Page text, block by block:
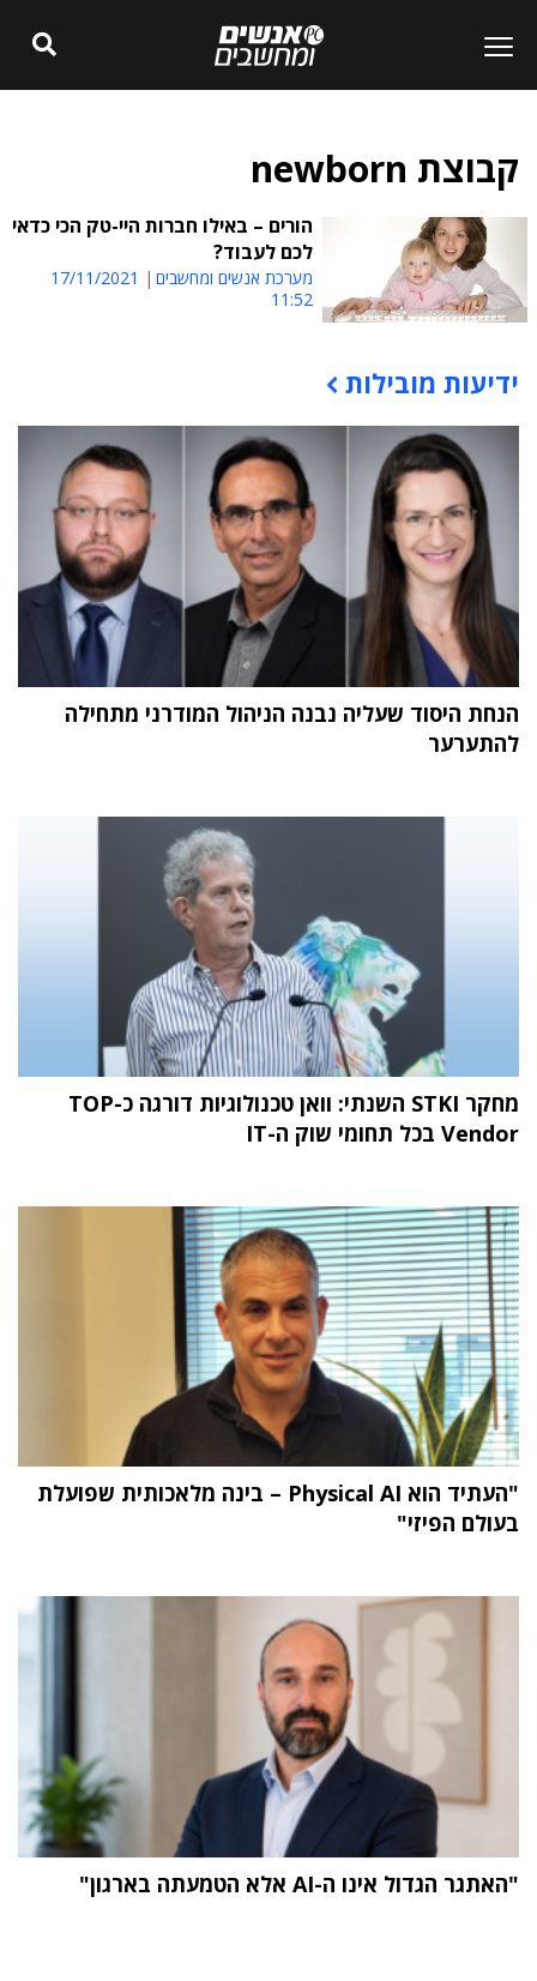
קבוצת newborn
הורים – באילו חברות היי-טק הכי כדאי
לכם לעבוד?
מערכת אנשים ומחשבים
17/11/2021
11:52
תוכן פרסומי
ידיעות מובילות
הנחת היסוד שעליה נבנה הניהול המודרני מתחילה
להתערער
מחקר STKI השנתי: וואן טכנולוגיות דורגה כ-TOP
Vendor בכל תחומי שוק ה-IT
"העתיד הוא Physical AI – בינה מלאכותית שפועלת
בעולם הפיזי"
"האתגר הגדול אינו ה-AI אלא הטמעתה בארגון"